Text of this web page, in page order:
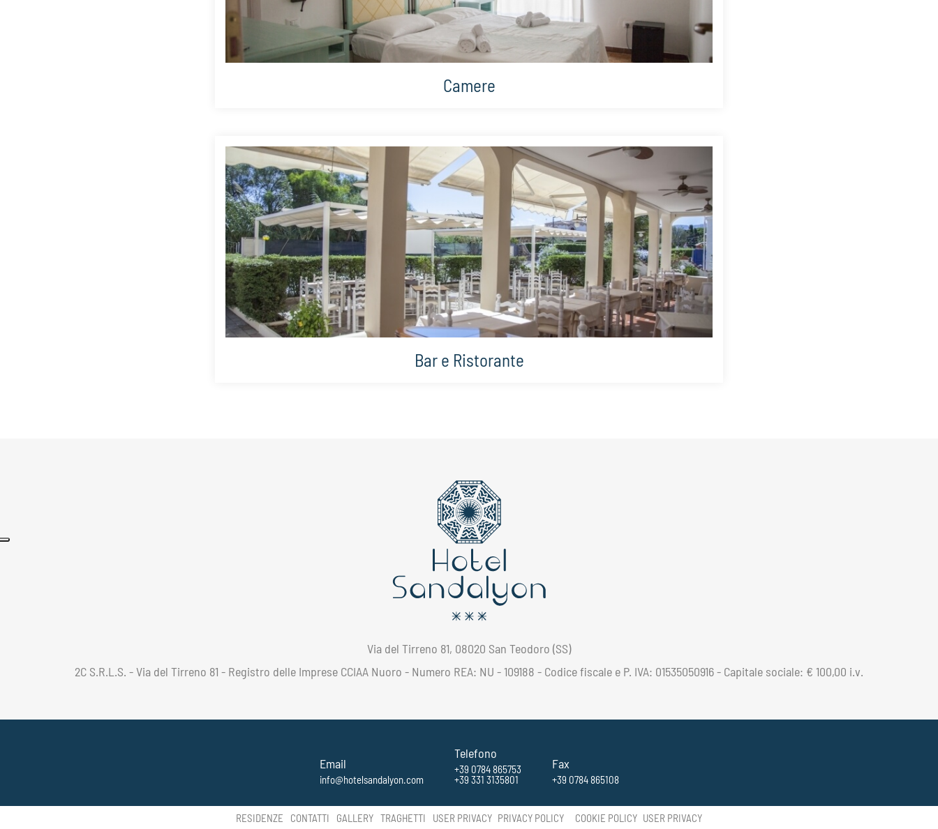
Camere
Bar e Ristorante
Via del Tirreno 81, 08020 San Teodoro (SS)
2C S.R.L.S. - Via del Tirreno 81 - Registro delle Imprese CCIAA Nuoro - Numero REA: NU - 109188 - Codice fiscale e P. IVA: 01535050916 - Capitale sociale: € 100,00 i.v.
Email
info@hotelsandalyon.com
Telefono
+39 0784 865753
+39 331 3135801
Fax
+39 0784 865108
RESIDENZE CONTATTI GALLERY TRAGHETTI USER PRIVACY PRIVACY POLICY COOKIE POLICY USER PRIVACY